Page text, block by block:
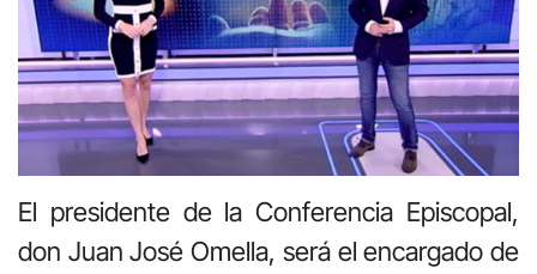
El presidente de la Conferencia Episcopal,
don Juan José Omella, será el encargado de